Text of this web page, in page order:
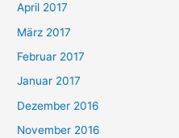
April 2017
März 2017
Februar 2017
Januar 2017
Dezember 2016
November 2016